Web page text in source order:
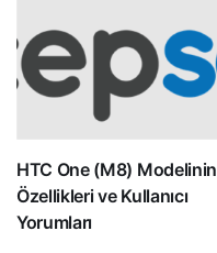
HTC One (M8) Modelinin
Özellikleri ve Kullanıcı
Yorumları